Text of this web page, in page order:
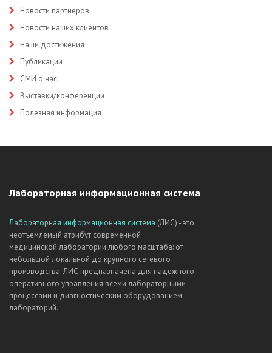
Новости партнеров
Новости наших клиентов
Наши достижения
Публикации
СМИ о нас
Выставки/конференции
Полезная информация
Лабораторная информационная система
Лабораторная информационная система (ЛИС) - это
неотъемлемый атрибут современной
медицинской лаборатории любого масштаба: от
небольшой локальной до крупного сетевого
производства. ЛИС предназначена для надежного
оперативного управления всеми лабораторными
процессами и диагностическим оборудованием
лабораторий.